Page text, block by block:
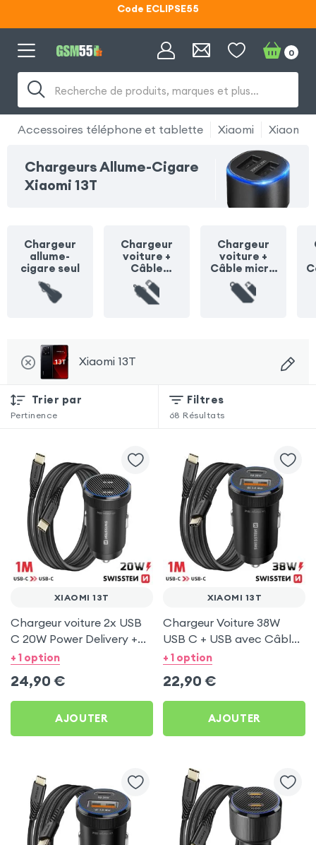
Code ECLIPSE55
Recherche de produits, marques et plus…
0
Accessoires téléphone et tablette Xiaomi Xiaomi
Chargeurs Allume-Cigare
Xiaomi 13T
Chargeur
allume-
cigare seul
Chargeur
voiture +
Câble
Lightning
Chargeur
voiture +
Câble micro
USB
Xiaomi 13T
Trier par
Pertinence
Filtres
68 Résultats
XIAOMI 13T
Chargeur voiture 2x USB
C 20W Power Delivery +
Câble USB C 60W pour
+ 1 option
24,90 €
AJOUTER
XIAOMI 13T
Chargeur Voiture 38W
USB C + USB avec Câble
type C Swissten pour
+ 1 option
22,90 €
AJOUTER